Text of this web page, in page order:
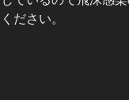
ください。